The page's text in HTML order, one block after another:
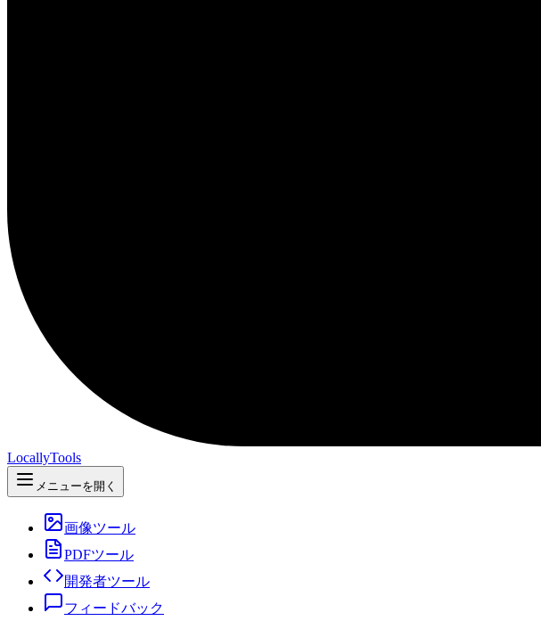
LocallyTools
メニューを開く
画像ツール
PDFツール
開発者ツール
フィードバック